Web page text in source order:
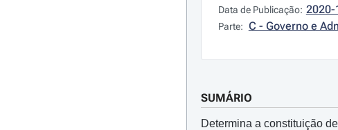
Data de Publicação: 2020-
Parte: C - Governo e
SUMÁRIO
Determina a constituição